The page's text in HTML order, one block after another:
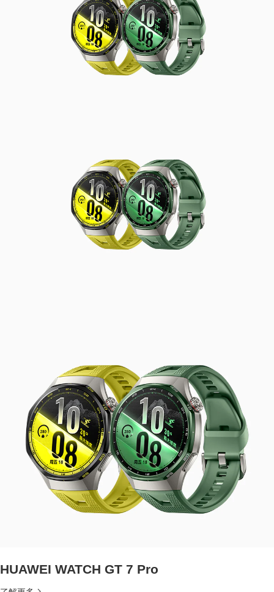
HUAWEI WATCH GT 7 Pro